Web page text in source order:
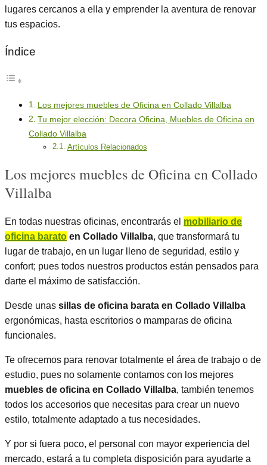
lugares cercanos a ella y emprender la aventura de renovar
tus espacios.
Índice
Los mejores muebles de Oficina en Collado Villalba
Tu mejor elección: Decora Oficina, Muebles de Oficina en
Collado Villalba
Artículos Relacionados
Los mejores muebles de Oficina en Collado
Villalba
En todas nuestras oficinas, encontrarás el mobiliario de
oficina barato en Collado Villalba, que transformará tu
lugar de trabajo, en un lugar lleno de seguridad, estilo y
confort; pues todos nuestros productos están pensados para
darte el máximo de satisfacción.
Desde unas sillas de oficina barata en Collado Villalba
ergonómicas, hasta escritorios o mamparas de oficina
funcionales.
Te ofrecemos para renovar totalmente el área de trabajo o de
estudio, pues no solamente contamos con los mejores
muebles de oficina en Collado Villalba, también tenemos
todos los accesorios que necesitas para crear un nuevo
estilo, totalmente adaptado a tus necesidades.
Y por si fuera poco, el personal con mayor experiencia del
mercado, estará a tu completa disposición para ayudarte a